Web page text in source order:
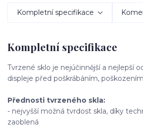
Kompletní specifikace
Kompletní specifikace
Tvrzené sklo je nejúčinnější a nejlepší
displeje před poškrábáním,
Přednosti tvrzeného skla:
- nejvyšší možná tvrdost skla, díky
zaoblená